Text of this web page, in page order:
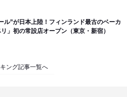
ル”が日本上陸！フィンランド最古のベーカ
」初の常設店オープン（東京・新宿）
ング記事一覧へ